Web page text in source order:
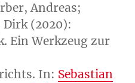
Andreas;
(2020):
Ein Werkzeug zur
In: Sebastian